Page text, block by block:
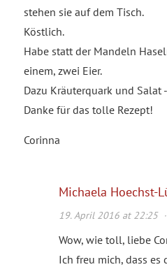
stehen sie auf dem Tisch.
Köstlich.
Habe statt der Mandeln
einem, zwei Eier.
Dazu Kräuterquark und Salat
Danke für das tolle Rezept!
Corinna
Michaela Hoechst-
19. April 2016 at 22:25·
Wow, wie toll, liebe
Ich freu mich, dass